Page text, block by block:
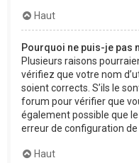
Haut
Pourquoi ne puis-je pas
Plusieurs raisons
vérifiez que votre nom
soient corrects. S’ils le
forum pour vérifier que
également possible que
erreur de configuration de
Haut